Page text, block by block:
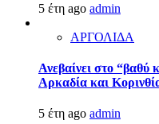
5 έτη ago admin
ΑΡΓΟΛΙΔΑ
Ανεβαίνει στο “βαθύ
Αρκαδία και
5 έτη ago admin